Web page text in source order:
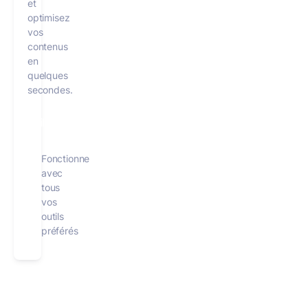
et
optimisez
vos
contenus
en
quelques
secondes.
Fonctionne
avec
tous
vos
outils
préférés